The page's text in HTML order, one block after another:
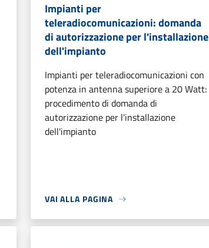
Impianti per
teleradiocomunicazioni: domanda
di autorizzazione per l'installazione
dell'impianto
Impianti per teleradiocomunicazioni con
potenza in antenna superiore a 20 Watt:
procedimento di domanda di
autorizzazione per l'installazione
dell'impianto
VAI ALLA PAGINA